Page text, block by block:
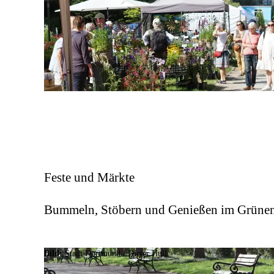
Feste und Märkte
Bummeln, Stöbern und Genießen im
Bild:Stadt Dortmund /Dieter Hull